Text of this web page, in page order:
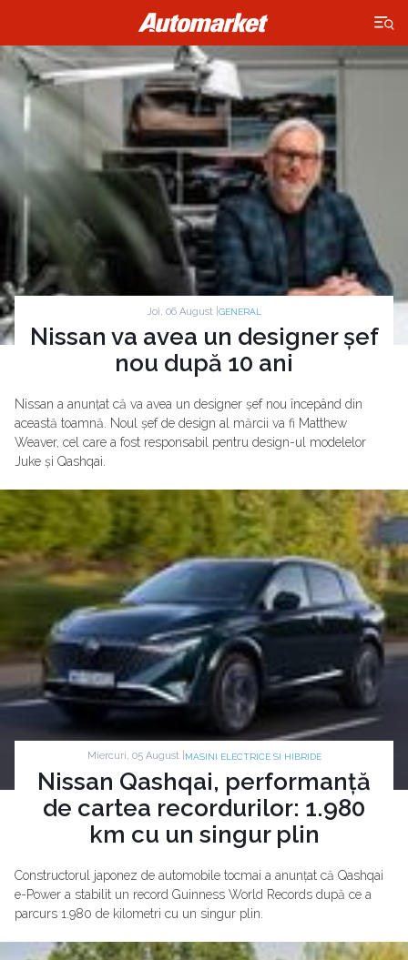
×
Joi, 06 August | GENERAL
Nissan va avea un designer șef
nou după 10 ani
Nissan a anunțat că va avea un designer șef nou începând din
această toamnă. Noul șef de design al mărcii va fi Matthew
Weaver, cel care a fost responsabil pentru design-ul modelelor
Juke și Qashqai.
Miercuri, 05 August | MASINI ELECTRICE SI HIBRIDE
Nissan Qashqai, performanță
de cartea recordurilor: 1.980
km cu un singur plin
Constructorul japonez de automobile tocmai a anunțat că Qashqai
e-Power a stabilit un record Guinness World Records după ce a
parcurs 1.980 de kilometri cu un singur plin.